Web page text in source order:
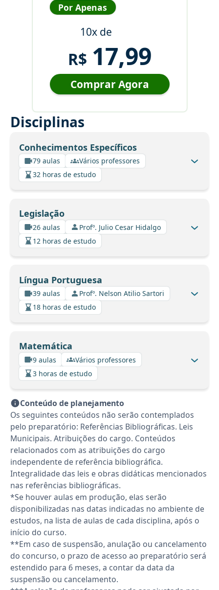
Por Apenas
10x de
R$ 17,99
Comprar Agora
Disciplinas
Conhecimentos Específicos
79 aulas
Vários professores
32 horas de estudo
Legislação
26 aulas
Profº. Julio Cesar Hidalgo
12 horas de estudo
Língua Portuguesa
39 aulas
Profº. Nelson Atilio Sartori
18 horas de estudo
Matemática
9 aulas
Vários professores
3 horas de estudo
Conteúdo de planejamento
Os seguintes conteúdos não serão contemplados
pelo preparatório: Referências Bibliográficas. Leis
Municipais. Atribuições do cargo. Conteúdos
relacionados com as atribuições do cargo
independente de referência bibliográfica.
Integralidade das leis e obras didáticas mencionados
nas referências bibliográficas.
*Se houver aulas em produção, elas serão
disponibilizadas nas datas indicadas no ambiente de
estudos, na lista de aulas de cada disciplina, após o
início do curso.
**Em caso de suspensão, anulação ou cancelamento
do concurso, o prazo de acesso ao preparatório será
estendido para 6 meses, a contar da data da
suspensão ou cancelamento.